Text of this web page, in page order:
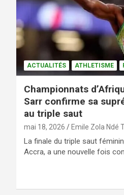
ACTUALITÉS ATHLETISME
Championnats
Sarr confirme sa
au triple saut
mai 18, 2026 Emile Zola Ndé
La finale du triple saut
Accra, a une nouvelle fois